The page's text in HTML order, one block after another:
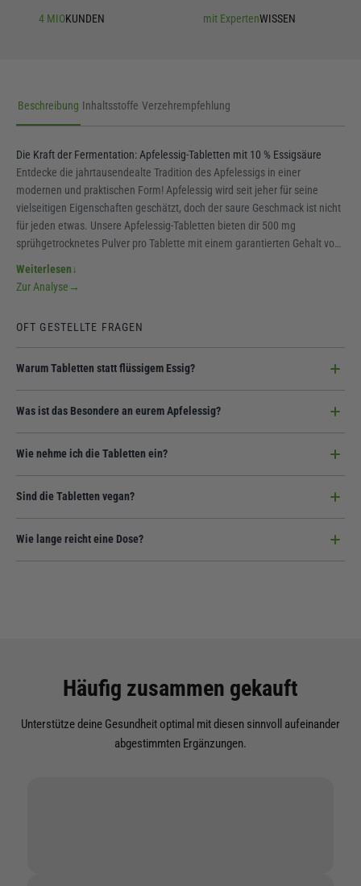
4 MIOKUNDEN
mit ExpertenWISSEN
Beschreibung Inhaltsstoffe Verzehrempfehlung
Die Kraft der Fermentation: Apfelessig-Tabletten mit 10 % Essigsäure
Entdecke die jahrtausendealte Tradition des Apfelessigs in einer
modernen und praktischen Form! Apfelessig wird seit jeher für seine
vielseitigen Eigenschaften geschätzt, doch der saure Geschmack ist nicht
für jeden etwas. Unsere Apfelessig-Tabletten bieten dir 500 mg
sprühgetrocknetes Pulver pro Tablette mit einem garantierten Gehalt von
Hausmittels ganz ohne das Trinken einer sauren Flüssigkeit. Pur, vegan
Weiterlesen↓
Zur Analyse →
OFT GESTELLTE FRAGEN
Warum Tabletten statt flüssigem Essig?
geschmacksneutral - ideal für die tägliche Routine.
Was ist das Besondere an eurem Apfelessig?
Inhaltsstoffe in einer stabilen Pulverform zu konzentrieren.
Wie nehme ich die Tabletten ein?
direkt vor einer Mahlzeit.
Sind die Tabletten vegan?
auf alle tierischen Zusätze.
Wie lange reicht eine Dose?
Häufig zusammen gekauft
Unterstütze deine Gesundheit optimal mit diesen sinnvoll aufeinander
abgestimmten Ergänzungen.